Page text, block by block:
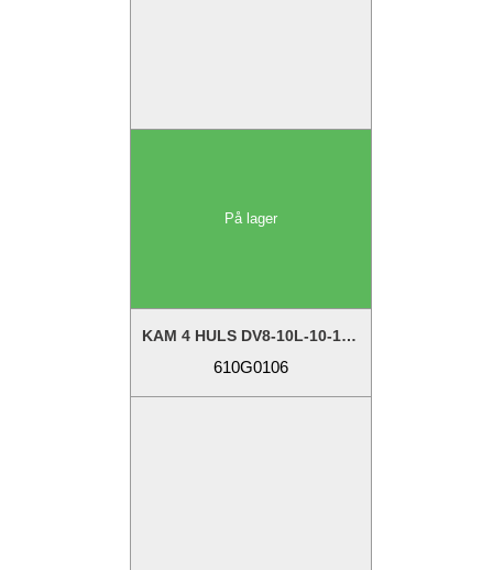
På lager
KAM 4 HULS DV8-10L-10-18-20-24*
610G0106